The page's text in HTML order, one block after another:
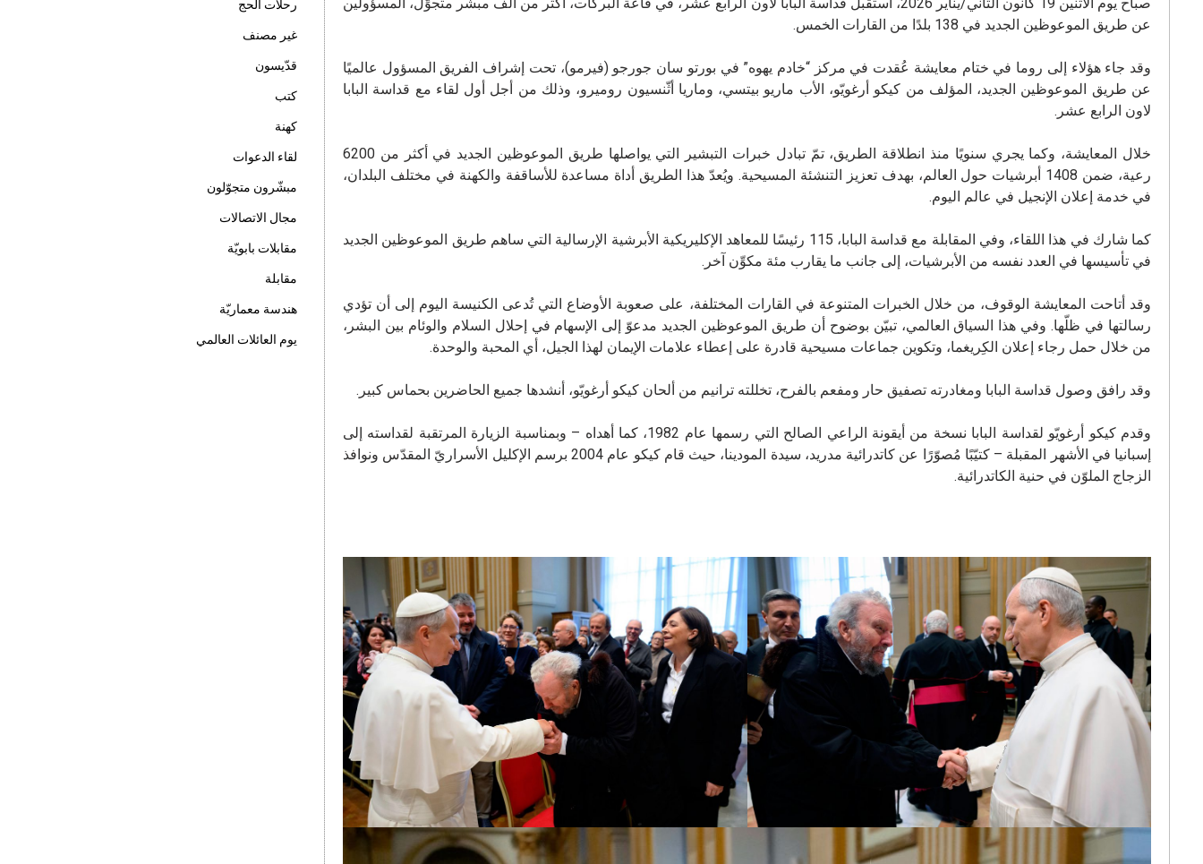
صباح يوم الاثنين 19 كانون الثاني/يناير 2026، استقبل قداسة البابا لاون الرابع عشر، في قاعة البركات، أكثر من ألف مبشّر متجوِّل، المسؤولين
عن طريق الموعوظين الجديد في 138 بلدًا من القارات الخمس.
وقد جاء هؤلاء إلى روما في ختام معايشة عُقدت في مركز “خادم يهوه” في بورتو سان جورجو (فيرمو)، تحت إشراف الفريق المسؤول عالميًا
عن طريق الموعوظين الجديد، المؤلف من كيكو أرغويّو، الأب ماريو بيتسي، وماريا أثّنسيون روميرو، وذلك من أجل أول لقاء مع قداسة البابا
لاون الرابع عشر.
خلال المعايشة، وكما يجري سنويًا منذ انطلاقة الطريق، تمّ تبادل خبرات التبشير التي يواصلها طريق الموعوظين الجديد في أكثر من 6200
رعية، ضمن 1408 أبرشيات حول العالم، بهدف تعزيز التنشئة المسيحية. ويُعدّ هذا الطريق أداة مساعدة للأساقفة والكهنة في مختلف البلدان،
في خدمة إعلان الإنجيل في عالم اليوم.
كما شارك في هذا اللقاء، وفي المقابلة مع قداسة البابا، 115 رئيسًا للمعاهد الإكليريكية الأبرشية الإرسالية التي ساهم طريق الموعوظين الجديد
في تأسيسها في العدد نفسه من الأبرشيات، إلى جانب ما يقارب مئة مكوِّن آخر.
وقد أتاحت المعايشة الوقوف، من خلال الخبرات المتنوعة في القارات المختلفة، على صعوبة الأوضاع التي تُدعى الكنيسة اليوم إلى أن تؤدي
رسالتها في ظلّها. وفي هذا السياق العالمي، تبيّن بوضوح أن طريق الموعوظين الجديد مدعوّ إلى الإسهام في إحلال السلام والوئام بين البشر،
من خلال حمل رجاء إعلان الكِريغما، وتكوين جماعات مسيحية قادرة على إعطاء علامات الإيمان لهذا الجيل، أي المحبة والوحدة.
وقد رافق وصول قداسة البابا ومغادرته تصفيق حار ومفعم بالفرح، تخللته ترانيم من ألحان كيكو أرغويّو، أنشدها جميع الحاضرين بحماس كبير.
وقدم كيكو أرغويّو لقداسة البابا نسخة من أيقونة الراعي الصالح التي رسمها عام 1982، كما أهداه – وبمناسبة الزيارة المرتقبة لقداسته إلى
إسبانيا في الأشهر المقبلة – كتيّبًا مُصوّرًا عن كاتدرائية مدريد، سيدة المودينا، حيث قام كيكو عام 2004 برسم الإكليل الأسراريّ المقدّس ونوافذ
الزجاج الملوّن في حنية الكاتدرائية.
رحلات الحج
غير مصنف
قدّيسون
كتب
كهنة
لقاء الدعوات
مبشّرون متجوّلون
مجال الاتصالات
مقابلات بابويّة
مقابلة
هندسة معماريّة
يوم العائلات العالمي